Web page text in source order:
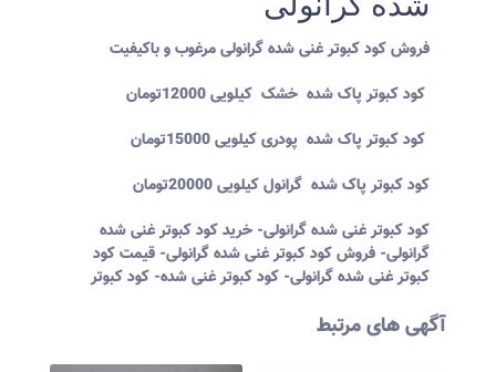
فروش کود کبوتر غنی شده گرانولی مرغوب و باکیفیت
کود کبوتر پاک شده گرانول کیلویی 20000تومان
کود کبوتر غنی شده گرانولی- خرید کود کبوتر غنی شده
گرانولی- فروش کود کبوتر غنی شده گرانولی- قیمت کود
کبوتر غنی شده گرانولی- کود کبوتر غنی شده- کود کبوتر
آگهی های مرتبط